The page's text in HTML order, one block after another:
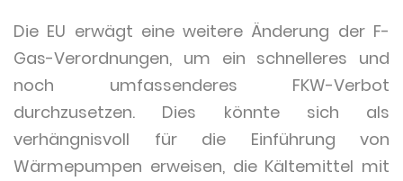
Die EU erwägt eine weitere Änderung der F-
Gas-Verordnungen, um ein schnelleres und
noch umfassenderes FKW-Verbot
durchzusetzen. Dies könnte sich als
verhängnisvoll für die Einführung von
Wärmepumpen erweisen, die Kältemittel mit